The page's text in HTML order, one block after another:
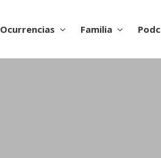
Ocurrencias Familia